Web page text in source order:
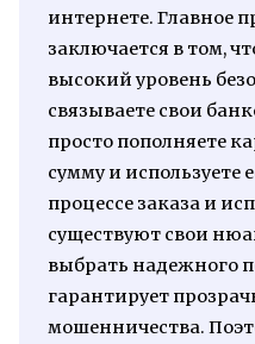
интернете. Главное
заключается в том,
высокий уровень
связываете свои
просто пополняете
сумму и используете
процессе заказа и
существуют свои
выбрать надежного
гарантирует
мошенничества.